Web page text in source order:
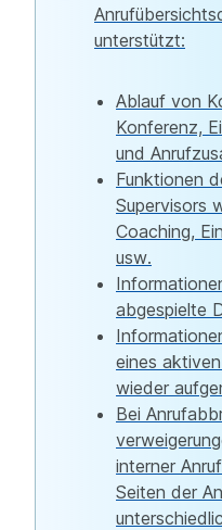
unterstützt:
Ablauf von
Konferenz,
und
Funktionen
Supervisors
Coaching,
usw.
abgespielte
eines
wieder
Bei
interner
Seiten der